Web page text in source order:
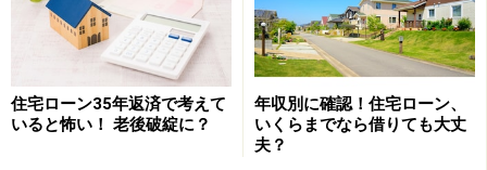
住宅ローン35年返済で考えて
いると怖い！ 老後破綻に？
年収別に確認！住宅ローン、
いくらまでなら借りても大丈
夫？